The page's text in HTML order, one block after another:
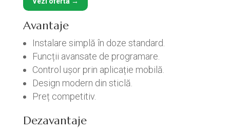
Avantaje
Instalare simplă în doze standard.
Funcții avansate de programare.
Control ușor prin aplicație mobilă.
Design modern din sticlă.
Preț competitiv.
Dezavantaje